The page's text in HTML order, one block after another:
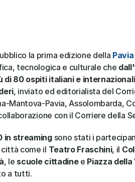
la prima edizione della
tecnologica e culturale che
di 80 ospiti italiani e internazionali
, inviato ed editorialista del
Mantova-Pavia, Assolombarda,
con il Corriere della
in streaming sono stati i
come il Teatro Fraschini, il
, le scuole cittadine e Piazza
a tutti.